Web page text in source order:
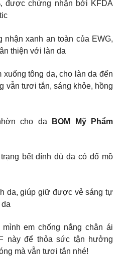
được chứng nhận bởi KFDA
nhận xanh an toàn của EWG,
thiện với làn da
xuống tông da, cho làn da đến
vẫn tươi tắn, sáng khỏe, hồng
cho da
BOM Mỹ Phẩm
bết dính dù da có đổ mồ
da, giúp giữ được vẻ sáng tự
em chống nắng chân ái
này để thỏa sức tận hưởng
mà vẫn tươi tắn nhé!